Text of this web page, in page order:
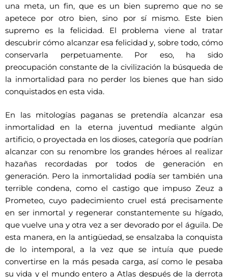
una meta, un fin, que es un bien supremo que no se
apetece por otro bien, sino por sí mismo. Este bien
supremo es la felicidad. El problema viene al tratar
descubrir cómo alcanzar esa felicidad y, sobre todo, cómo
conservarla perpetuamente. Por eso, ha sido
preocupación constante de la civilización la búsqueda de
la inmortalidad para no perder los bienes que han sido
conquistados en esta vida.
En las mitologías paganas se pretendía alcanzar esa
inmortalidad en la eterna juventud mediante algún
artificio, o proyectada en los dioses, categoría que podrían
alcanzar con su renombre los grandes héroes al realizar
hazañas recordadas por todos de generación en
generación. Pero la inmortalidad podía ser también una
terrible condena, como el castigo que impuso Zeuz a
Prometeo, cuyo padecimiento cruel está precisamente
en ser inmortal y regenerar constantemente su hígado,
que vuelve una y otra vez a ser devorado por el águila. De
esta manera, en la antigüedad, se ensalzaba la conquista
de lo intemporal, a la vez que se intuía que puede
convertirse en la más pesada carga, así como le pesaba
su vida y el mundo entero a Atlas después de la derrota